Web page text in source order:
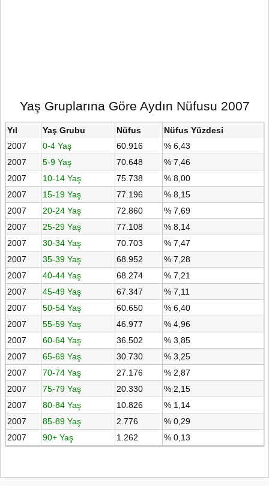
Yaş Gruplarına Göre Aydın Nüfusu 2007
Yıl Yaş Grubu Nüfus
Nüfus Yüzdesi
2007
0-4 Yaş 60.916
% 6,43
2007
5-9 Yaş 70.648
% 7,46
2007
10-14 Yaş 75.738
% 8,00
2007
15-19 Yaş 77.196
% 8,15
2007
20-24 Yaş 72.860
% 7,69
2007
25-29 Yaş 77.108
% 8,14
2007
30-34 Yaş 70.703
% 7,47
2007
35-39 Yaş 68.952
% 7,28
2007
40-44 Yaş 68.274
% 7,21
2007
45-49 Yaş 67.347
% 7,11
2007
50-54 Yaş 60.650
% 6,40
2007
55-59 Yaş 46.977
% 4,96
2007
60-64 Yaş 36.502
% 3,85
2007
65-69 Yaş 30.730
% 3,25
2007
70-74 Yaş 27.176
% 2,87
2007
75-79 Yaş 20.330
% 2,15
2007
80-84 Yaş 10.826
% 1,14
2007
85-89 Yaş 2.776
% 0,29
2007
90+ Yaş 1.262 % 0,13